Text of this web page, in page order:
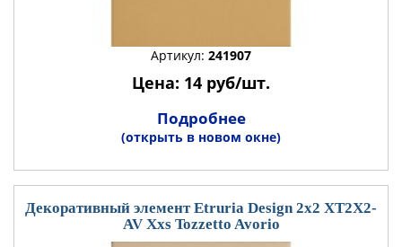
Артикул: 241907
Цена: 14 руб/шт.
Подробнее
(открыть в новом окне)
Декоративный элемент Etruria Design 2x2 XT2X2-
AV Xxs Tozzetto Avorio